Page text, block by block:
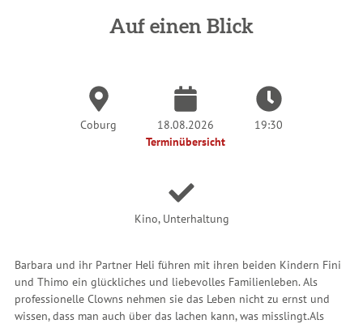
Auf einen Blick
Coburg
18.08.2026
Terminübersicht
19:30
Kino, Unterhaltung
Barbara und ihr Partner Heli führen mit ihren beiden Kindern Fini
und Thimo ein glückliches und liebevolles Familienleben. Als
professionelle Clowns nehmen sie das Leben nicht zu ernst und
wissen, dass man auch über das lachen kann, was misslingt.Als